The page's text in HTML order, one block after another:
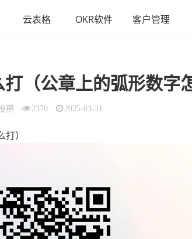
云表格 OKR软件 客户管理
（公章上的弧形数字
稿 2370 2025-03-31
）